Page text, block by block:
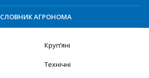
СЛОВНИК АГРОНОМА
Круп’яні
Технічні